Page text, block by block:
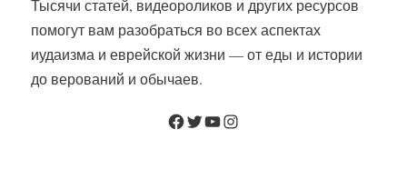
Тысячи статей, видеороликов и других ресурсов
помогут вам разобраться во всех аспектах
иудаизма и еврейской жизни — от еды и истории
до верований и обычаев.
Facebook Twitter YouTube Instagram